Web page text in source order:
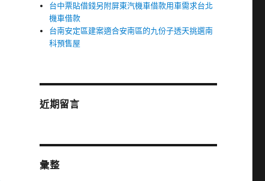
台中票貼借錢另附屏東汽機車借款用車需求台北
機車借款
台南安定區建案適合安南區的九份子透天挑選南
科預售屋
近期留言
彙整